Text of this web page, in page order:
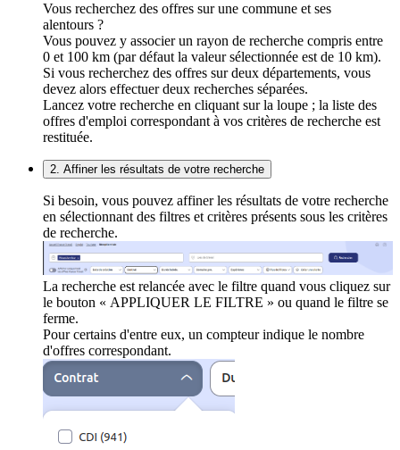
Vous recherchez des offres sur une commune et ses
alentours ?
Vous pouvez y associer un rayon de recherche compris entre
0 et 100 km (par défaut la valeur sélectionnée est de 10 km).
Si vous recherchez des offres sur deux départements, vous
devez alors effectuer deux recherches séparées.
Lancez votre recherche en cliquant sur la loupe ; la liste des
offres d'emploi correspondant à vos critères de recherche est
restituée.
2. Affiner les résultats de votre recherche
Si besoin, vous pouvez affiner les résultats de votre recherche
en sélectionnant des filtres et critères présents sous les critères
de recherche.
La recherche est relancée avec le filtre quand vous cliquez sur
le bouton « APPLIQUER LE FILTRE » ou quand le filtre se
ferme.
Pour certains d'entre eux, un compteur indique le nombre
d'offres correspondant.